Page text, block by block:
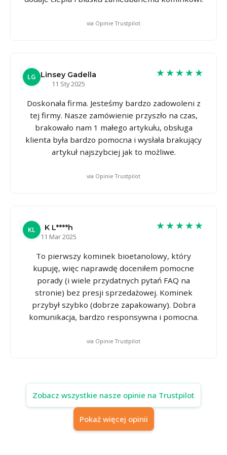
via Opinie Trustpilot
LG
Linsey Gadella
11 Sty 2025
★★★★★
Doskonała firma. Jesteśmy bardzo zadowoleni z
tej firmy. Nasze zamówienie przyszło na czas,
brakowało nam 1 małego artykułu, obsługa
klienta była bardzo pomocna i wysłała brakujący
artykuł najszybciej jak to możliwe.
via Opinie Trustpilot
KL
K L****h
11 Mar 2025
★★★★★
To pierwszy kominek bioetanolowy, który
kupuję, więc naprawdę doceniłem pomocne
porady (i wiele przydatnych pytań FAQ na
stronie) bez presji sprzedażowej. Kominek
przybył szybko (dobrze zapakowany). Dobra
komunikacja, bardzo responsywna i pomocna.
via Opinie Trustpilot
Zobacz wszystkie nasze opinie na Trustpilot
Pokaż więcej opinii